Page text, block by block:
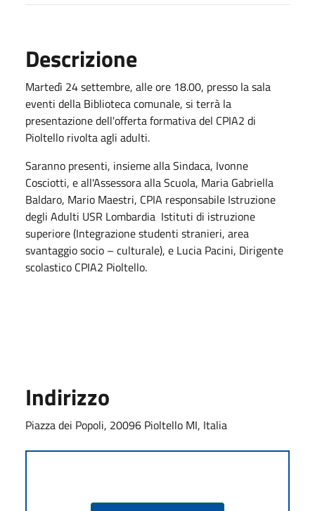
Descrizione
Martedì 24 settembre, alle ore 18.00, presso la sala
eventi della Biblioteca comunale, si terrà la
presentazione dell'offerta formativa del CPIA2 di
Pioltello rivolta agli adulti.
Saranno presenti, insieme alla Sindaca, Ivonne
Cosciotti, e all'Assessora alla Scuola, Maria Gabriella
Baldaro, Mario Maestri, CPIA responsabile Istruzione
degli Adulti USR Lombardia Istituti di istruzione
superiore (Integrazione studenti stranieri, area
svantaggio socio – culturale), e Lucia Pacini, Dirigente
scolastico CPIA2 Pioltello.
Indirizzo
Piazza dei Popoli, 20096 Pioltello MI, Italia